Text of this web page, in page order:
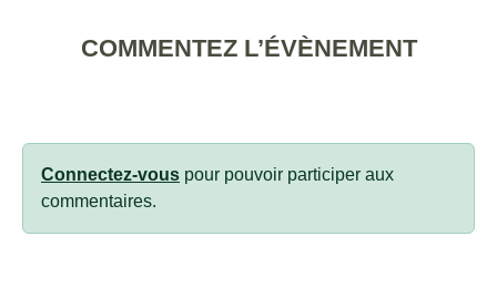
COMMENTEZ L’ÉVÈNEMENT
Connectez-vous pour pouvoir participer aux
commentaires.